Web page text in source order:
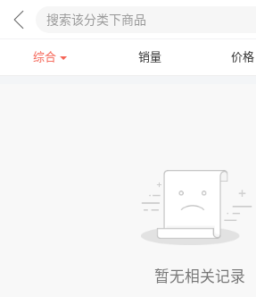
综合 销量 价格
暂无相关记录